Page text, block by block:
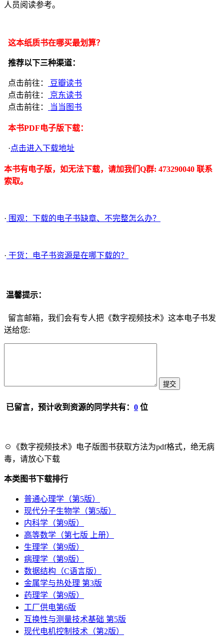
人员阅读参考。
这本纸质书在哪买最划算？
推荐以下三种渠道：
点击前往：
豆瓣读书
点击前往：
京东读书
点击前往：
当当图书
本书PDF电子版下载：
·点击进入下载地址
本书有电子版，如无法下载，请加我们Q群: 473290040 联系
索取。
· 围观：下载的电子书缺章、不完整怎么办？
· 干货：电子书资源是在哪下载的？
温馨提示：
留言邮箱，我们会有专人把《数字视频技术》这本电子书发
送给您:
已留言，预计收到资源的同学共有： 0 位
☉《数字视频技术》电子版图书获取方法为pdf格式，绝无病
毒，请放心下载
本类图书下载排行
普通心理学（第5版）
现代分子生物学（第5版）
内科学（第9版）
高等数学（第七版 上册）
生理学（第9版）
病理学（第9版）
数据结构（C语言版）
金属学与热处理 第3版
药理学（第9版）
工厂供电第6版
互换性与测量技术基础 第5版
现代电机控制技术（第2版）